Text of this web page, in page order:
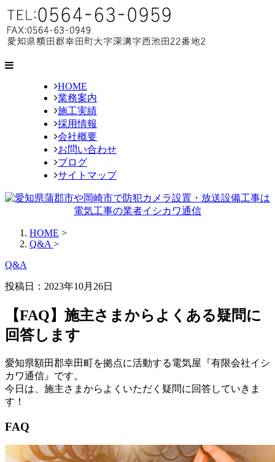
HOME
業務案内
施工実績
採用情報
会社概要
お問い合わせ
ブログ
サイトマップ
HOME >
Q&A >
Q&A
投稿日：2023年10月26日
【FAQ】施主さまからよくある疑問に
回答します
愛知県額田郡幸田町を拠点に活動する電気屋『有限会社イシ
カワ通信』です。
今日は、施主さまからよくいただく疑問に回答していきま
す！
FAQ